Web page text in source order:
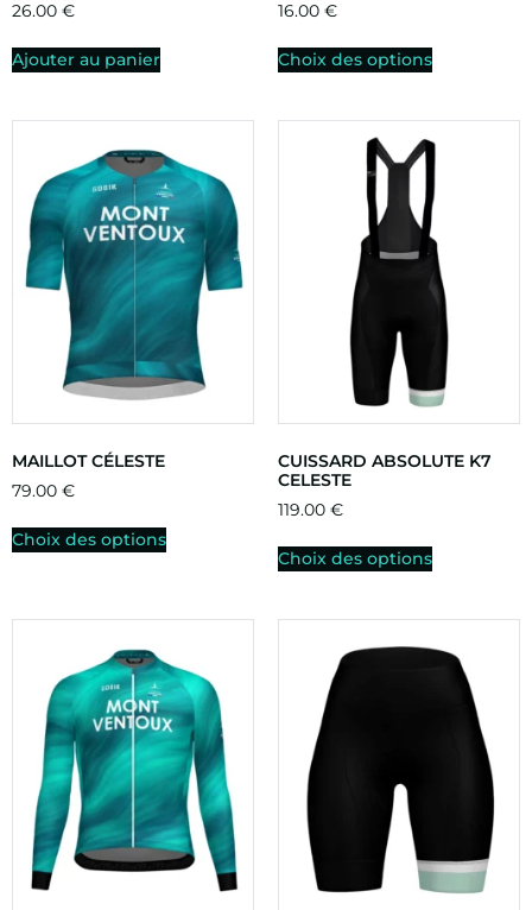
26.00 €
Ajouter au panier
16.00 €
Choix des options
MAILLOT CÉLESTE
79.00 €
Choix des options
CUISSARD ABSOLUTE K7
CELESTE
119.00 €
Choix des options